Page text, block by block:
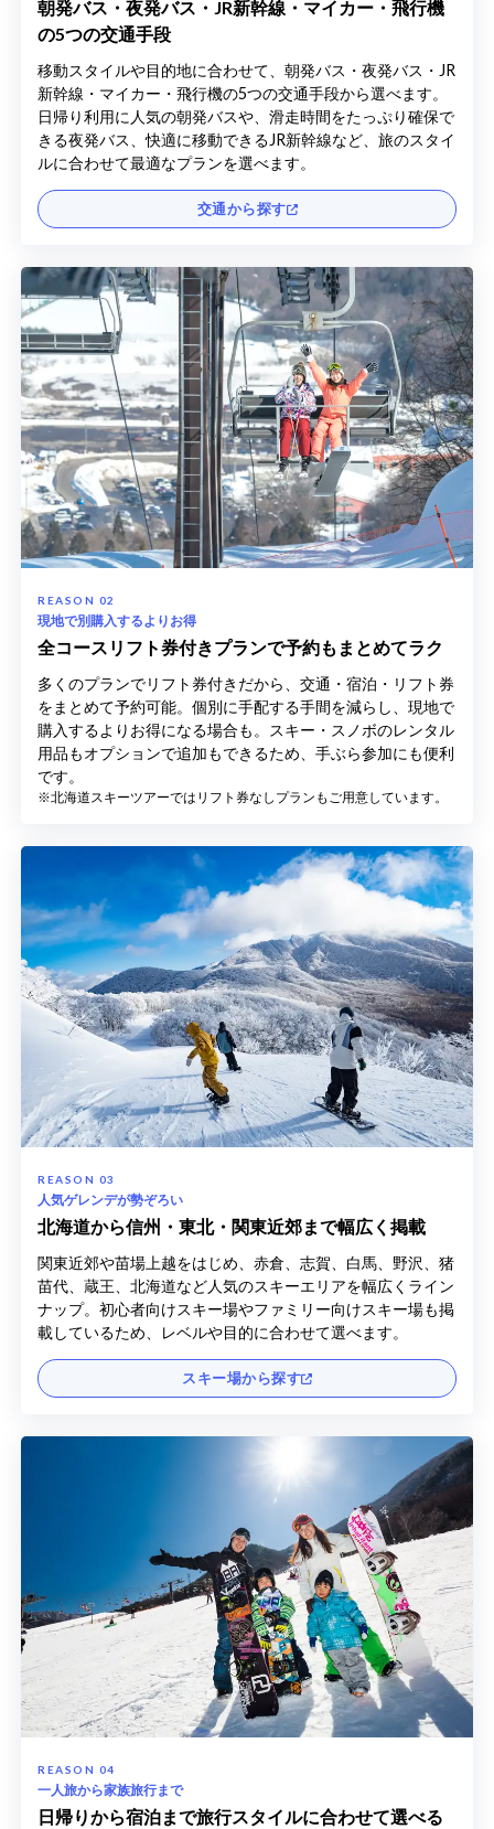
朝発バス・夜発バス・JR新幹線・マイカー・飛行機
の5つの交通手段
移動スタイルや目的地に合わせて、朝発バス・夜発バス・JR
新幹線・マイカー・飛行機の5つの交通手段から選べます。
日帰り利用に人気の朝発バスや、滑走時間をたっぷり確保で
きる夜発バス、快適に移動できるJR新幹線など、旅のスタイ
ルに合わせて最適なプランを選べます。
交通から探す
現地で別購入するよりお得
全コースリフト券付きプランで予約もまとめてラク
多くのプランでリフト券付きだから、交通・宿泊・リフト券
をまとめて予約可能。個別に手配する手間を減らし、現地で
購入するよりお得になる場合も。スキー・スノボのレンタル
用品もオプションで追加もできるため、手ぶら参加にも便利
です。
※北海道スキーツアーではリフト券なしプランもご用意しています。
人気ゲレンデが勢ぞろい
北海道から信州・東北・関東近郊まで幅広く掲載
関東近郊や苗場上越をはじめ、赤倉、志賀、白馬、野沢、猪
苗代、蔵王、北海道など人気のスキーエリアを幅広くライン
ナップ。初心者向けスキー場やファミリー向けスキー場も掲
載しているため、レベルや目的に合わせて選べます。
スキー場から探す
一人旅から家族旅行まで
日帰りから宿泊まで旅行スタイルに合わせて選べる